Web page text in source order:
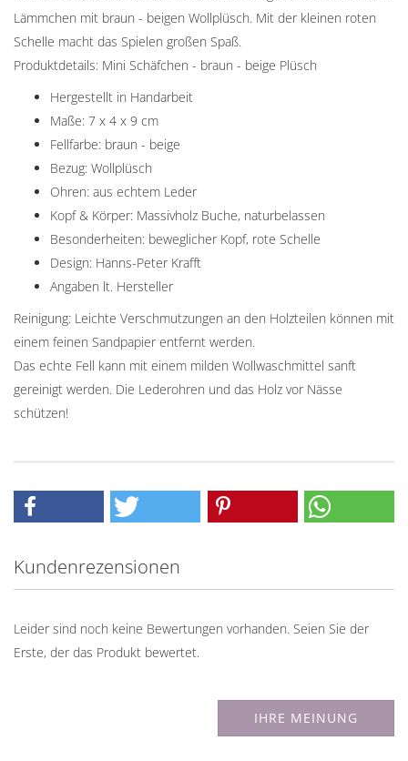
Lämmchen mit braun - beigen Wollplüsch. Mit der kleinen roten
Schelle macht das Spielen großen Spaß.
Produktdetails: Mini Schäfchen - braun - beige Plüsch
Hergestellt in Handarbeit
Maße: 7 x 4 x 9 cm
Fellfarbe: braun - beige
Bezug: Wollplüsch
Ohren: aus echtem Leder
Kopf & Körper: Massivholz Buche, naturbelassen
Besonderheiten: beweglicher Kopf, rote Schelle
Design: Hanns-Peter Krafft
Angaben lt. Hersteller
Reinigung: Leichte Verschmutzungen an den Holzteilen können mit
einem feinen Sandpapier entfernt werden.
Das echte Fell kann mit einem milden Wollwaschmittel sanft
gereinigt werden. Die Lederohren und das Holz vor Nässe
schützen!
Kundenrezensionen
Leider sind noch keine Bewertungen vorhanden. Seien Sie der
Erste, der das Produkt bewertet.
IHRE MEINUNG